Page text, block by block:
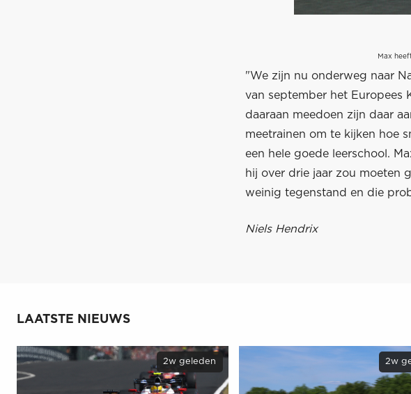
Max
"We zijn nu onderweg naar
van september het Europees
daaraan meedoen zijn daar
meetrainen om te kijken hoe
een hele goede leerschool.
hij over drie jaar zou moeten
weinig tegenstand en die
Niels Hendrix
LAATSTE NIEUWS
2w geleden 2w